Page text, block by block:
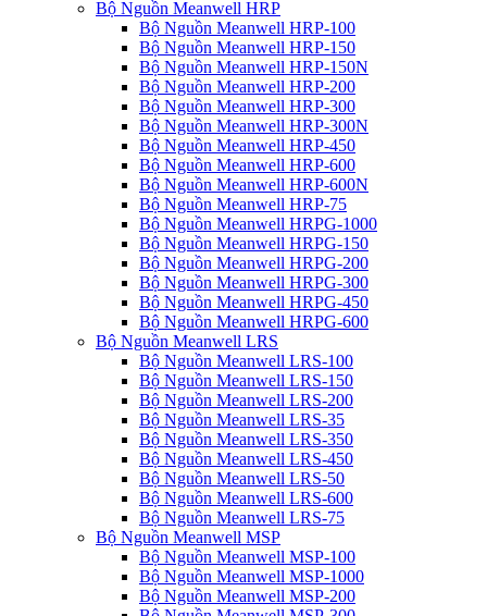
Bộ Nguồn Meanwell HRP
Bộ Nguồn Meanwell HRP-100
Bộ Nguồn Meanwell HRP-150
Bộ Nguồn Meanwell HRP-150N
Bộ Nguồn Meanwell HRP-200
Bộ Nguồn Meanwell HRP-300
Bộ Nguồn Meanwell HRP-300N
Bộ Nguồn Meanwell HRP-450
Bộ Nguồn Meanwell HRP-600
Bộ Nguồn Meanwell HRP-600N
Bộ Nguồn Meanwell HRP-75
Bộ Nguồn Meanwell HRPG-1000
Bộ Nguồn Meanwell HRPG-150
Bộ Nguồn Meanwell HRPG-200
Bộ Nguồn Meanwell HRPG-300
Bộ Nguồn Meanwell HRPG-450
Bộ Nguồn Meanwell HRPG-600
Bộ Nguồn Meanwell LRS
Bộ Nguồn Meanwell LRS-100
Bộ Nguồn Meanwell LRS-150
Bộ Nguồn Meanwell LRS-200
Bộ Nguồn Meanwell LRS-35
Bộ Nguồn Meanwell LRS-350
Bộ Nguồn Meanwell LRS-450
Bộ Nguồn Meanwell LRS-50
Bộ Nguồn Meanwell LRS-600
Bộ Nguồn Meanwell LRS-75
Bộ Nguồn Meanwell MSP
Bộ Nguồn Meanwell MSP-100
Bộ Nguồn Meanwell MSP-1000
Bộ Nguồn Meanwell MSP-200